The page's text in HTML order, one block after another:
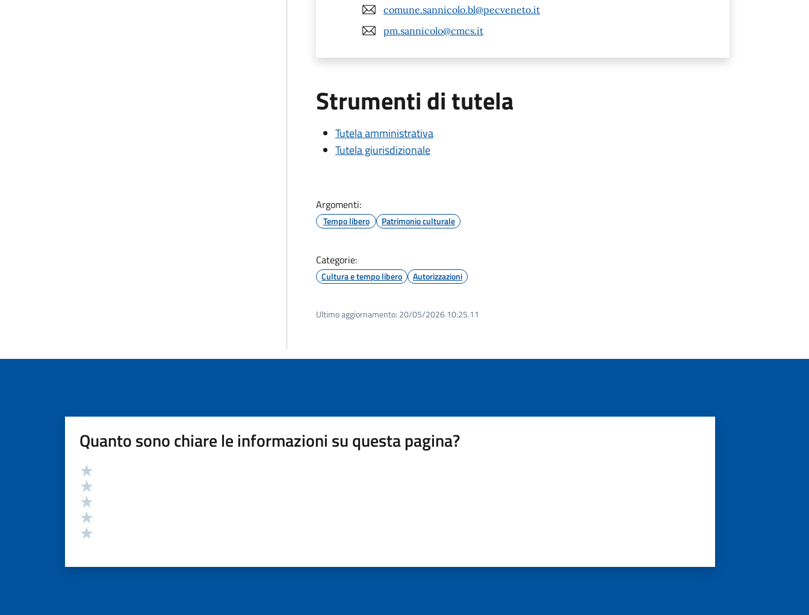
comune.sannicolo.bl@pecveneto.it
pm.sannicolo@cmcs.it
Strumenti di tutela
Tutela amministrativa
Tutela giurisdizionale
Argomenti:
Tempo libero Patrimonio culturale
Categorie:
Cultura e tempo libero Autorizzazioni
Ultimo aggiornamento: 20/05/2026 10:25.11
Quanto sono chiare le informazioni su questa pagina?
Valutazione